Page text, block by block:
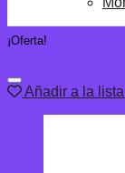
¡Oferta!
Añadir a la